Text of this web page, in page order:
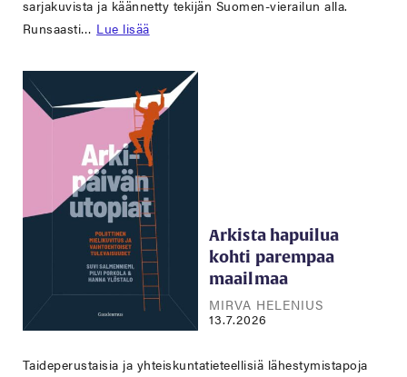
sarjakuvista ja käännetty tekijän Suomen-vierailun alla.
Runsaasti… Lue lisää
Arkista hapuilua
kohti parempaa
maailmaa
MIRVA HELENIUS
13.7.2026
Taideperustaisia ja yhteiskuntatieteellisiä lähestymistapoja